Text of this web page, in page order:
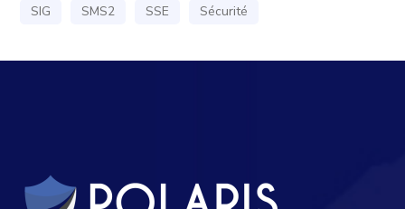
SIG
SMS2 SSE Sécurité